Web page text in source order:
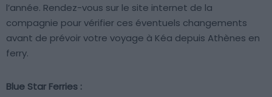
l’année. Rendez-vous sur le site internet de la
compagnie pour vérifier ces éventuels changements
avant de prévoir votre voyage à Kéa depuis Athènes en
ferry.
Blue Star Ferries :